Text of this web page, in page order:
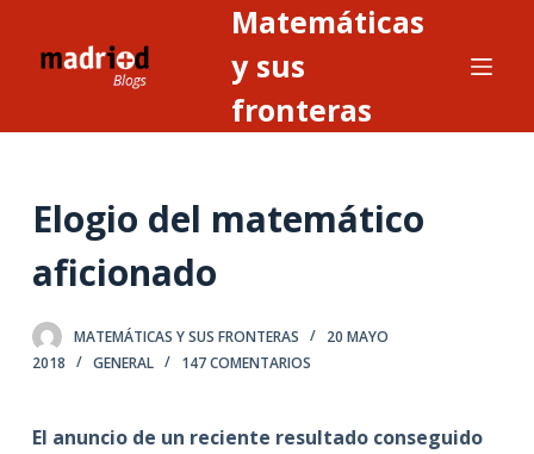
n
n
Matemáticas
y sus
fronteras
Elogio del matemático
aficionado
MATEMÁTICAS Y SUS FRONTERAS
20 MAYO
2018
GENERAL 147 COMENTARIOS
El anuncio de un reciente resultado conseguido